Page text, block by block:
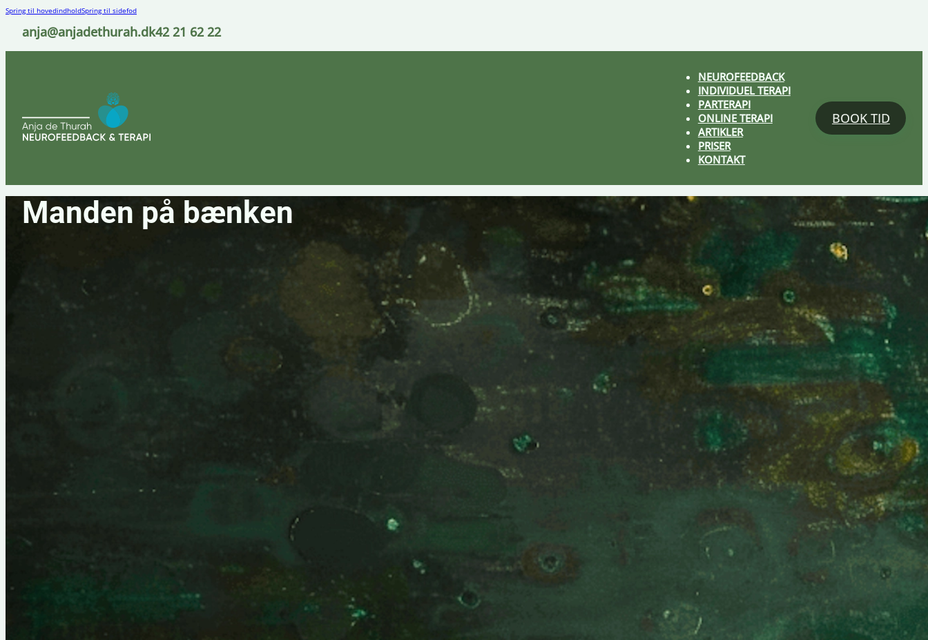
Spring til hovedindholdSpring til sidefod
anja@anjadethurah.dk42 21 62 22
NEUROFEEDBACK
INDIVIDUEL TERAPI
PARTERAPI
ONLINE TERAPI
ARTIKLER
PRISER
KONTAKT
BOOK TID
Manden på bænken